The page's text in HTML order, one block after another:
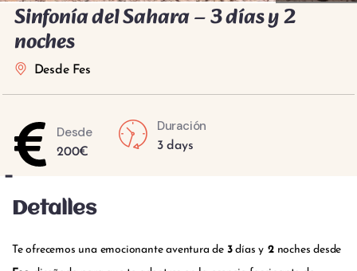
Sinfonía del Sahara – 3 días y 2
noches
Desde Fes
Desde
200€
Duración
3 days
-
Detalles
Te ofrecemos una emocionante aventura de 3días y 2noches desde